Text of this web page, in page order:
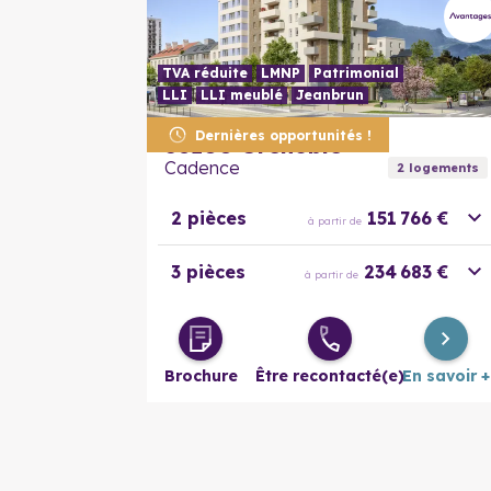
Dernières opportunités !
TVA réduite LMNP
Patrimonial
LLI
LLI meublé Jeanbrun
38100 Grenoble
Cadence 2logements
2 pièces à partir de 151 766 €
3 pièces à partir de 234 683 €
Brochure Être recontacté(e)En savoir +